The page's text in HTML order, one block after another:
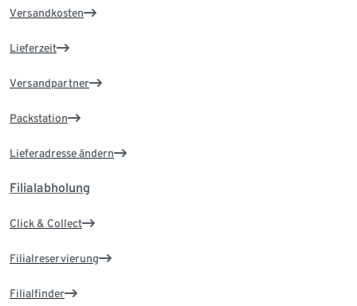
Versandkosten
Lieferzeit
Versandpartner
Packstation
Lieferadresse ändern
Filialabholung
Click & Collect
Filialreservierung
Filialfinder